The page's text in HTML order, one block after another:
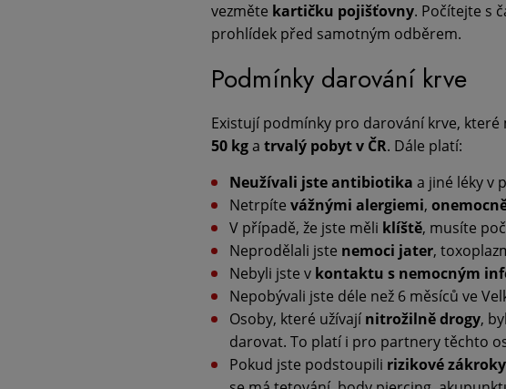
vezměte kartičku pojišťovny. Počítejte s
prohlídek před samotným odběrem.
Podmínky darování krve
Existují podmínky pro darování krve,
50 kga trvalý pobyt v ČR. Dále platí:
Neužívali jste antibiotika a jiné léky v
Netrpíte vážnými alergiemi,
V případě, že jste měli klíště, musíte
Neprodělali jste nemoci jater,
Nebyli jste v kontaktu s nemocným
Nepobývali jste déle než 6 měsíců ve
Osoby, které užívajínitrožilně drogy,
darovat. To platí i pro partnery těchto
Pokud jste podstoupili rizikové